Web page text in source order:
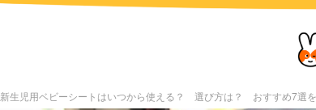
新生児用ベビーシートはいつから使える？ 選び方は？ おすすめ7選